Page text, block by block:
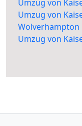
Umzug von
Umzug von
Wolverhampton
Umzug von